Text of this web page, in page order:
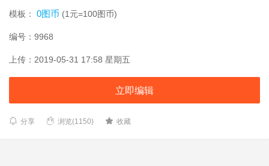
模板： 0图币 (1元=100图币)
编号：9968
上传：2019-05-31 17:58 星期五
立即编辑
分享 浏览(1150) 收藏